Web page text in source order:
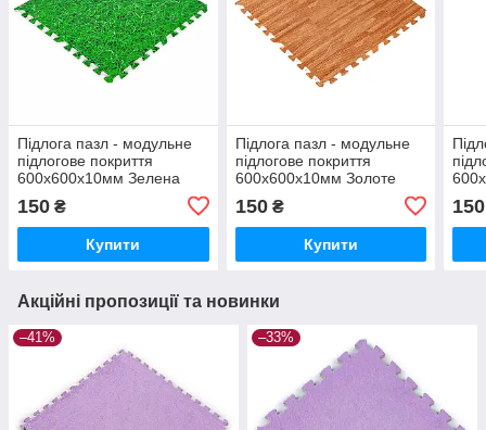
Підлога пазл - модульне
підлогове покриття
600x600x10мм Зелена
трава (МР4) SW-00000153
150 ₴
Купити
Підлога пазл - модульне
підлогове покриття
600x600x10мм Золоте
00000022
150₴
Купити
150
Акційні пропозиції та новинки
–41% –33%